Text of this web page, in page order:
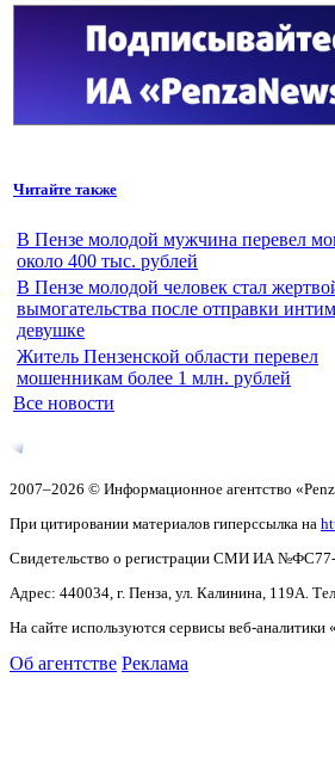
Читайте также
В Пензе молодой мужчина перевел
около 400 тыс. рублей
В Пензе молодой человек стал
вымогательства после отправки
девушке
Житель Пензенской области перевел
мошенникам более 1 млн. рублей
Все новости
2007–2026 © Информационное агентство
При цитировании материалов гиперссылка на
Свидетельство о регистрации СМИ ИА №ФС77-
Адрес: 440034, г. Пенза, ул. Калинина, 119А.
На сайте используются сервисы веб-
Об агентстве Реклама